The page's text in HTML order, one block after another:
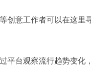
创意工作者可以在这
平台观察流行趋势变